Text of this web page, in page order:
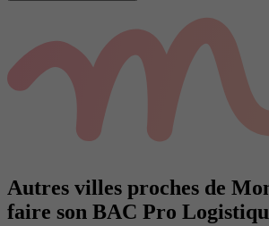
Autres villes proches de
faire son BAC Pro